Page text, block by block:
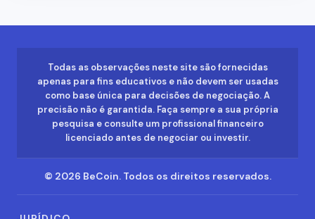
Todas as observações neste site são fornecidas
apenas para fins educativos e não devem ser usadas
como base única para decisões de negociação. A
precisão não é garantida. Faça sempre a sua própria
pesquisa e consulte um profissional financeiro
licenciado antes de negociar ou investir.
© 2026 BeCoin. Todos os direitos reservados.